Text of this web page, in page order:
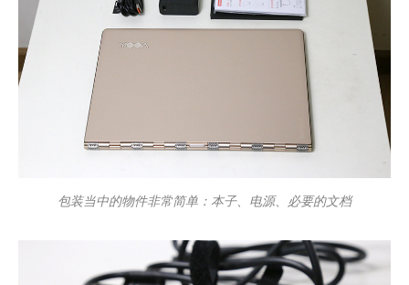
包装当中的物件非常简单：本子、电源、必要的文档